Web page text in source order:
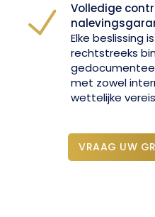
Volledige
Elke beslissing
rechtstreeks
met zowel
wettelijke
VRAAG UW